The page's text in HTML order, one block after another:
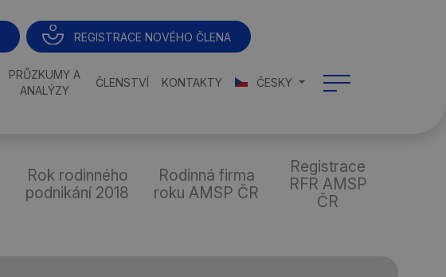
REGISTRACE NOVÉHO ČLENA
PRŮZKUMY A
ANALÝZY
ČLENSTVÍ KONTAKTY ČESKY
Rok rodinného
podnikání 2018
Rodinná firma
roku AMSP ČR
Registrace
RFR AMSP
ČR